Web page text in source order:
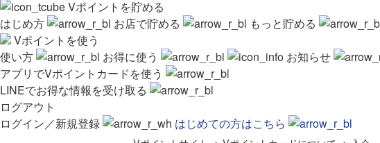
Vポイントを貯める
はじめ方
お店で貯める
もっと貯める
Vポイントを使う
使い方
お得に使う お知らせ
アプリでVポイントカードを使う
LINEでお得な情報を受け取る
ログアウト
ログイン／新規登録
はじめての方はこちら